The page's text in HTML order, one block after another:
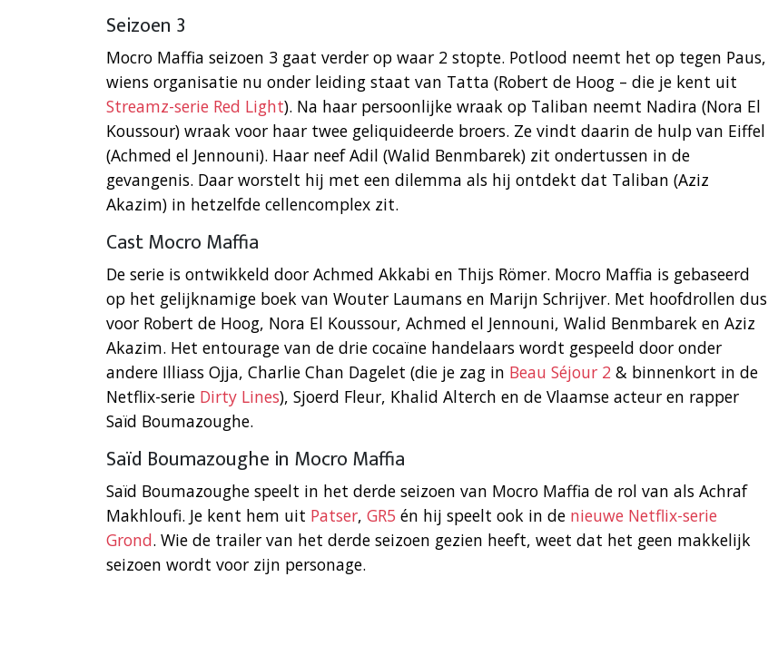
Seizoen 3
Mocro Maffia seizoen 3 gaat verder op waar 2 stopte. Potlood neemt het op tegen Paus,
wiens organisatie nu onder leiding staat van Tatta (Robert de Hoog – die je kent uit
Streamz-serie Red Light). Na haar persoonlijke wraak op Taliban neemt Nadira (Nora El
Koussour) wraak voor haar twee geliquideerde broers. Ze vindt daarin de hulp van Eiffel
(Achmed el Jennouni). Haar neef Adil (Walid Benmbarek) zit ondertussen in de
gevangenis. Daar worstelt hij met een dilemma als hij ontdekt dat Taliban (Aziz
Akazim) in hetzelfde cellencomplex zit.
Cast Mocro Maffia
De serie is ontwikkeld door Achmed Akkabi en Thijs Römer. Mocro Maffia is gebaseerd
op het gelijknamige boek van Wouter Laumans en Marijn Schrijver. Met hoofdrollen dus
voor Robert de Hoog, Nora El Koussour, Achmed el Jennouni, Walid Benmbarek en Aziz
Akazim. Het entourage van de drie cocaïne handelaars wordt gespeeld door onder
andere Illiass Ojja, Charlie Chan Dagelet (die je zag in Beau Séjour 2 & binnenkort in de
Netflix-serie Dirty Lines), Sjoerd Fleur, Khalid Alterch en de Vlaamse acteur en rapper
Saïd Boumazoughe.
Saïd Boumazoughe in Mocro Maffia
Saïd Boumazoughe speelt in het derde seizoen van Mocro Maffia de rol van als Achraf
Makhloufi. Je kent hem uit Patser, GR5 én hij speelt ook in de nieuwe Netflix-serie
Grond. Wie de trailer van het derde seizoen gezien heeft, weet dat het geen makkelijk
seizoen wordt voor zijn personage.